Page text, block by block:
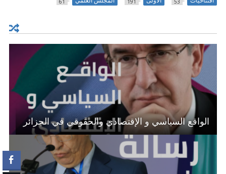
الواقع السياسي و الإقتصادي والحقوقي في الجزائر